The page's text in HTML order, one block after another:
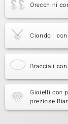
Orecchini
Ciondoli
Bracciali
Gioielli con
preziose